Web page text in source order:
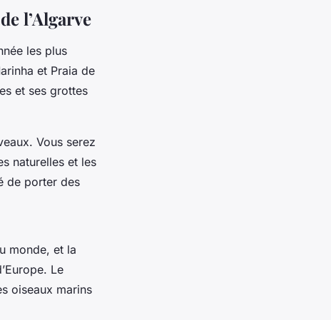
l’Algarve
les plus
et Praia de
et ses grottes
Vous serez
naturelles et les
de porter des
monde, et la
Le
oiseaux marins